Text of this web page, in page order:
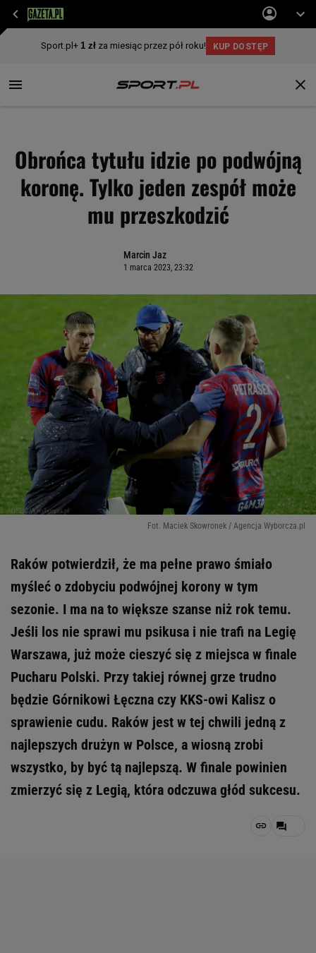
Obrońca tytułu idzie po podwójną
koronę. Tylko jeden zespół może
mu przeszkodzić
Marcin Jaz
1 marca 2023, 23:32
Fot. Maciek Skowronek / Agencja Wyborcza.pl
Raków potwierdził, że ma pełne prawo śmiało
myśleć o zdobyciu podwójnej korony w tym
sezonie. I ma na to większe szanse niż rok temu.
Jeśli los nie sprawi mu psikusa i nie trafi na Legię
Warszawa, już może cieszyć się z miejsca w finale
Pucharu Polski. Przy takiej równej grze trudno
będzie Górnikowi Łęczna czy KKS-owi Kalisz o
sprawienie cudu. Raków jest w tej chwili jedną z
najlepszych drużyn w Polsce, a wiosną zrobi
wszystko, by być tą najlepszą. W finale powinien
zmierzyć się z Legią, która odczuwa głód sukcesu.